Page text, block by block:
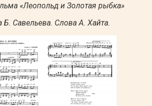
«Леопольд и Золотая рыбка»
Савельева. Слова А. Хайта.